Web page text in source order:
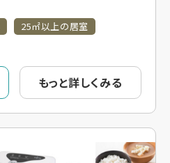
25㎡以上の居室
もっと詳しくみる